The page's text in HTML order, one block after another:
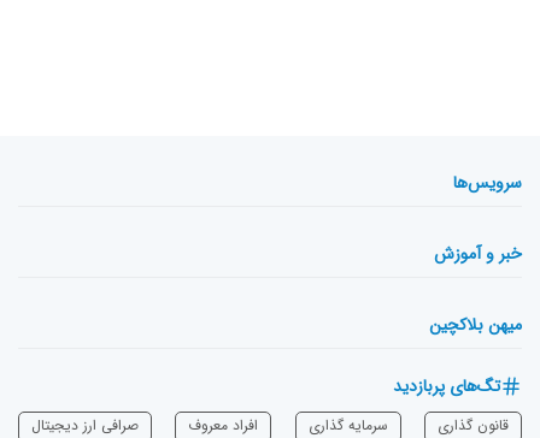
سرویس‌ها
خبر و آموزش
میهن بلاکچین
تگ‌های پربازدید
قانون گذاری سرمایه‌ گذاری افراد معروف
صرافی ارز دیجیتال